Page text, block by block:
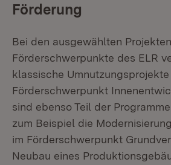
Förderung
Bei den ausgewählten
Förderschwerpunkte des ELR
klassische Umnutzungsprojekte
Förderschwerpunkt
sind ebenso Teil der
zum Beispiel die
im Förderschwerpunkt
Neubau eines